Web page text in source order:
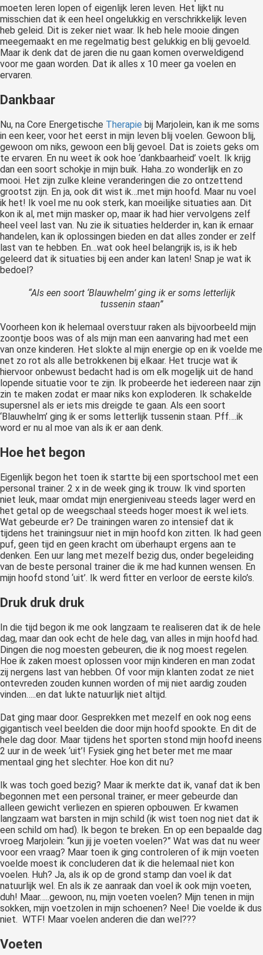
moeten leren lopen of eigenlijk leren leven. Het lijkt nu
misschien dat ik een heel ongelukkig en verschrikkelijk leven
heb geleid. Dit is zeker niet waar. Ik heb hele mooie dingen
meegemaakt en me regelmatig best gelukkig en blij gevoeld.
Maar ik denk dat de jaren die nu gaan komen overweldigend
voor me gaan worden. Dat ik alles x 10 meer ga voelen en
ervaren.
Dankbaar
Nu, na Core Energetische Therapie bij Marjolein, kan ik me soms
in een keer, voor het eerst in mijn leven blij voelen. Gewoon blij,
gewoon om niks, gewoon een blij gevoel. Dat is zoiets geks om
te ervaren. En nu weet ik ook hoe ‘dankbaarheid’ voelt. Ik krijg
dan een soort schokje in mijn buik. Haha..zo wonderlijk en zo
mooi. Het zijn zulke kleine veranderingen die zo ontzettend
grootst zijn. En ja, ook dit wist ik…met mijn hoofd. Maar nu voel
ik het! Ik voel me nu ook sterk, kan moeilijke situaties aan. Dit
kon ik al, met mijn masker op, maar ik had hier vervolgens zelf
heel veel last van. Nu zie ik situaties helderder in, kan ik ernaar
handelen, kan ik oplossingen bieden en dat alles zonder er zelf
last van te hebben. En…wat ook heel belangrijk is, is ik heb
geleerd dat ik situaties bij een ander kan laten! Snap je wat ik
bedoel?
“Als een soort ‘Blauwhelm’ ging ik er soms letterlijk
tussenin staan”
Voorheen kon ik helemaal overstuur raken als bijvoorbeeld mijn
zoontje boos was of als mijn man een aanvaring had met een
van onze kinderen. Het slokte al mijn energie op en ik voelde me
net zo rot als alle betrokkenen bij elkaar. Het trucje wat ik
hiervoor onbewust bedacht had is om elk mogelijk uit de hand
lopende situatie voor te zijn. Ik probeerde het iedereen naar zijn
zin te maken zodat er maar niks kon exploderen. Ik schakelde
supersnel als er iets mis dreigde te gaan. Als een soort
‘Blauwhelm’ ging ik er soms letterlijk tussenin staan. Pff….ik
word er nu al moe van als ik er aan denk.
Hoe het begon
Eigenlijk begon het toen ik startte bij een sportschool met een
personal trainer. 2 x in de week ging ik trouw. Ik vind sporten
niet leuk, maar omdat mijn energieniveau steeds lager werd en
het getal op de weegschaal steeds hoger moest ik wel iets.
Wat gebeurde er? De trainingen waren zo intensief dat ik
tijdens het trainingsuur niet in mijn hoofd kon zitten. Ik had geen
puf, geen tijd en geen kracht om überhaupt ergens aan te
denken. Een uur lang met mezelf bezig dus, onder begeleiding
van de beste personal trainer die ik me had kunnen wensen. En
mijn hoofd stond ‘uit’. Ik werd fitter en verloor de eerste kilo’s.
Druk druk druk
In die tijd begon ik me ook langzaam te realiseren dat ik de hele
dag, maar dan ook echt de hele dag, van alles in mijn hoofd had.
Dingen die nog moesten gebeuren, die ik nog moest regelen.
Hoe ik zaken moest oplossen voor mijn kinderen en man zodat
zij nergens last van hebben. Of voor mijn klanten zodat ze niet
ontevreden zouden kunnen worden of mij niet aardig zouden
vinden…..en dat lukte natuurlijk niet altijd.
Dat ging maar door. Gesprekken met mezelf en ook nog eens
gigantisch veel beelden die door mijn hoofd spookte. En dit de
hele dag door. Maar tijdens het sporten stond mijn hoofd ineens
2 uur in de week ‘uit’! Fysiek ging het beter met me maar
mentaal ging het slechter. Hoe kon dit nu?
Ik was toch goed bezig? Maar ik merkte dat ik, vanaf dat ik ben
begonnen met een personal trainer, er meer gebeurde dan
alleen gewicht verliezen en spieren opbouwen. Er kwamen
langzaam wat barsten in mijn schild (ik wist toen nog niet dat ik
een schild om had). Ik begon te breken. En op een bepaalde dag
vroeg Marjolein: “kun jij je voeten voelen?” Wat was dat nu weer
voor een vraag? Maar toen ik ging controleren of ik mijn voeten
voelde moest ik concluderen dat ik die helemaal niet kon
voelen. Huh? Ja, als ik op de grond stamp dan voel ik dat
natuurlijk wel. En als ik ze aanraak dan voel ik ook mijn voeten,
duh! Maar…..gewoon, nu, mijn voeten voelen? Mijn tenen in mijn
sokken, mijn voetzolen in mijn schoenen? Nee! Die voelde ik dus
niet. WTF! Maar voelen anderen die dan wel???
Voeten